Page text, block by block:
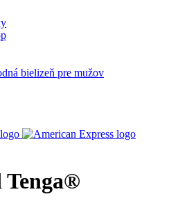
bielizeň pre mužov
Tenga®